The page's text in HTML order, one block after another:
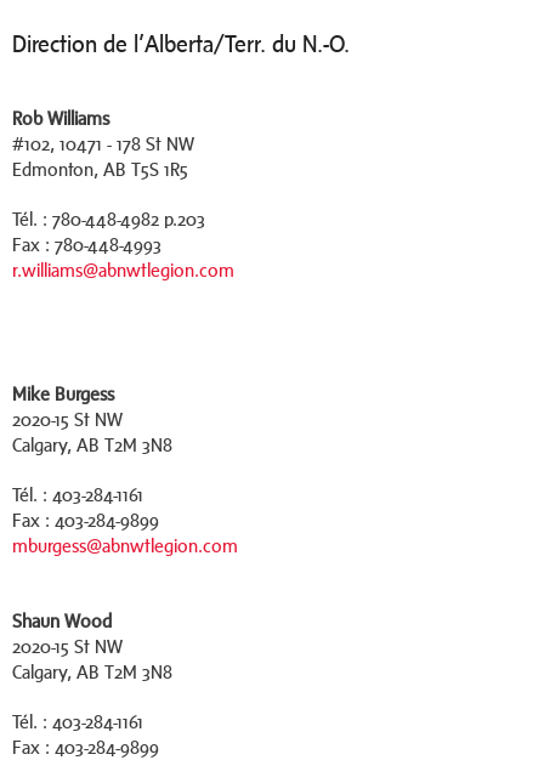
Direction de l’Alberta/Terr. du N.-O.
Rob Williams
#102, 10471 - 178 St NW
Edmonton, AB T5S 1R5
Tél. : 780-448-4982 p.203
Fax : 780-448-4993
r.williams@abnwtlegion.com
Mike Burgess
2020-15 St NW
Calgary, AB T2M 3N8
Tél. : 403-284-1161
Fax : 403-284-9899
mburgess@abnwtlegion.com
Shaun Wood
2020-15 St NW
Calgary, AB T2M 3N8
Tél. : 403-284-1161
Fax : 403-284-9899